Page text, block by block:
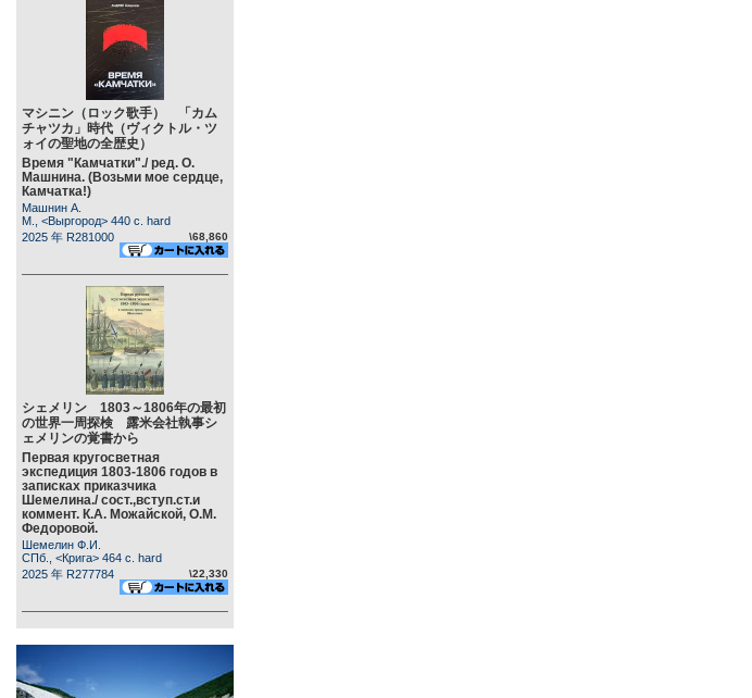
マシニン（ロック歌手） 「カム
チャツカ」時代（ヴィクトル・ツ
ォイの聖地の全歴史）
Время "Камчатки"./ ред. О.
Машнина. (Возьми мое сердце,
Камчатка!)
Машнин А.
М., <Выргород> 440 c. hard
2025 年 R281000
\68,860
シェメリン 1803～1806年の最初
の世界一周探検 露米会社執事シ
ェメリンの覚書から
Первая кругосветная
экспедиция 1803-1806 годов в
записках приказчика
Шемелина./ сост.,вступ.ст.и
коммент. К.А. Можайской, О.М.
Федоровой.
Шемелин Ф.И.
СПб., <Крига> 464 c. hard
2025 年 R277784
\22,330